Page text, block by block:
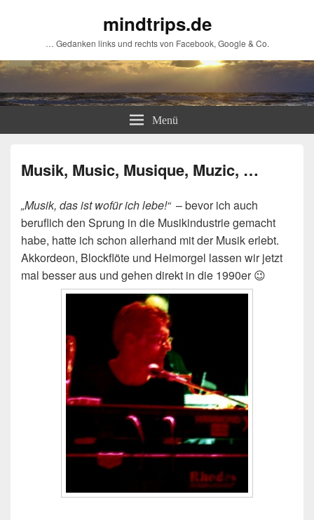
mindtrips.de
… Gedanken links und rechts von Facebook, Google & Co.
Menü
Musik, Music, Musique, Muzic, …
„Musik, das ist wofür ich lebe!“ – bevor ich auch
beruflich den Sprung in die Musikindustrie gemacht
habe, hatte ich schon allerhand mit der Musik erlebt.
Akkordeon, Blockflöte und Heimorgel lassen wir jetzt
mal besser aus und gehen direkt in die 1990er 😉